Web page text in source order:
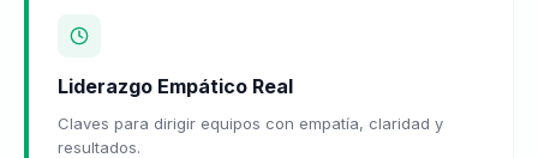
Liderazgo Empático Real
Claves para dirigir equipos con empatía, claridad y
resultados.